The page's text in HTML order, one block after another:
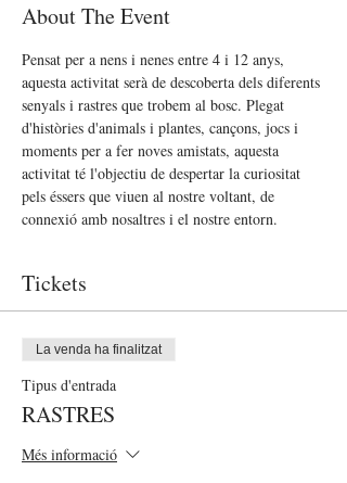
About The Event
Pensat per a nens i nenes entre 4 i 12 anys,
aquesta activitat serà de descoberta dels diferents
senyals i rastres que trobem al bosc. Plegat
d'històries d'animals i plantes, cançons, jocs i
moments per a fer noves amistats, aquesta
activitat té l'objectiu de despertar la curiositat
pels éssers que viuen al nostre voltant, de
connexió amb nosaltres i el nostre entorn.
Tickets
La venda ha finalitzat
Tipus d'entrada
RASTRES
Més informació